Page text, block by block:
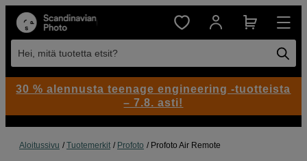
Hei, mitä tuotetta etsit?
Aloitussivu Tuotemerkit Profoto Profoto Air Remote
30 % alennusta teenage engineering -tuotteista
– 7.8. asti!